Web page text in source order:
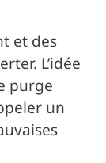
et des
L’idée
purge
un